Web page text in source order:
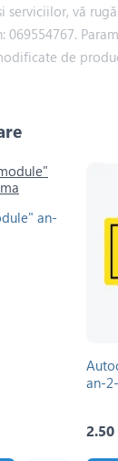
serviciilor, vă
069554767.
de
an-
an-